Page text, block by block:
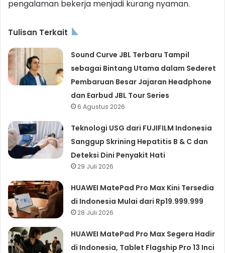
pengalaman bekerja menjadi kurang nyaman.
Tulisan Terkait
Sound Curve JBL Terbaru Tampil
sebagai Bintang Utama dalam Sederet
Pembaruan Besar Jajaran Headphone
dan Earbud JBL Tour Series
6 Agustus 2026
Teknologi USG dari FUJIFILM Indonesia
Sanggup Skrining Hepatitis B & C dan
Deteksi Dini Penyakit Hati
29 Juli 2026
HUAWEI MatePad Pro Max Kini Tersedia
di Indonesia Mulai dari Rp19.999.999
28 Juli 2026
HUAWEI MatePad Pro Max Segera Hadir
di Indonesia, Tablet Flagship Pro 13 Inci